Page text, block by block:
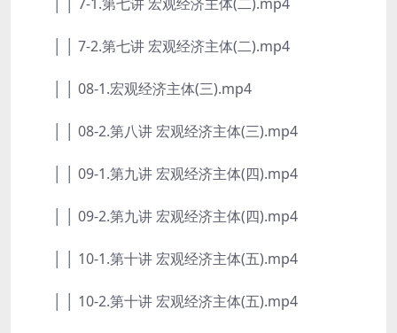
│ │ 7-2.第七讲 宏观经济主体(二).mp4
│ │ 08-1.宏观经济主体(三).mp4
│ │ 08-2.第八讲 宏观经济主体(三).mp4
│ │ 09-1.第九讲 宏观经济主体(四).mp4
│ │ 09-2.第九讲 宏观经济主体(四).mp4
│ │ 10-1.第十讲 宏观经济主体(五).mp4
│ │ 10-2.第十讲 宏观经济主体(五).mp4